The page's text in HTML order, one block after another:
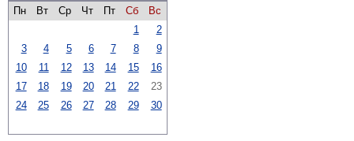
Пн
Вт Ср Чт Пт Сб
Вс
1
2
3
4 5 6 7 8
9
10
11 12 13 14 15
16
17
18 19 20 21 22
23
24
25 26 27 28 29 30